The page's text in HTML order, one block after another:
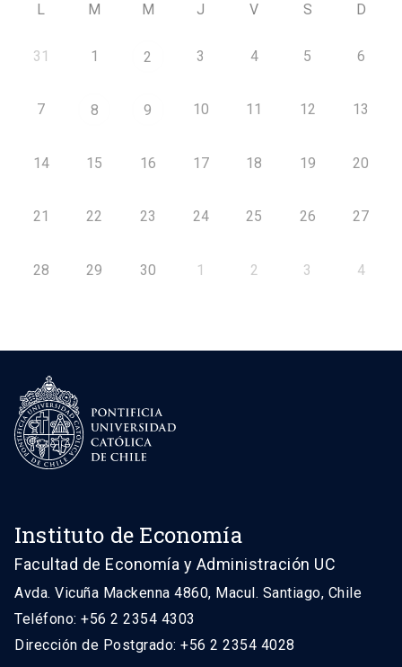
L M M J V S D
31 1 2 3 4 5 6
7 8 9 10 11 12 13
14 15 16 17 18 19 20
21 22 23 24 25 26 27
28 29 30 1 2 3 4
Instituto de Economía
Facultad de Economía y Administración UC
Avda. Vicuña Mackenna 4860, Macul. Santiago, Chile
Teléfono: +56 2 2354 4303
Dirección de Postgrado: +56 2 2354 4028